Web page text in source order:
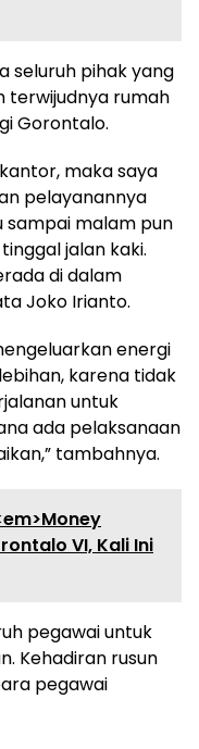
seluruh pihak yang
terwijudnya rumah
Gorontalo.
maka saya
pelayanannya
sampai malam pun
jalan kaki.
di dalam
Joko Irianto.
energi
karena tidak
untuk
ada pelaksanaan
tambahnya.
VI, Kali Ini
pegawai untuk
Kehadiran rusun
pegawai